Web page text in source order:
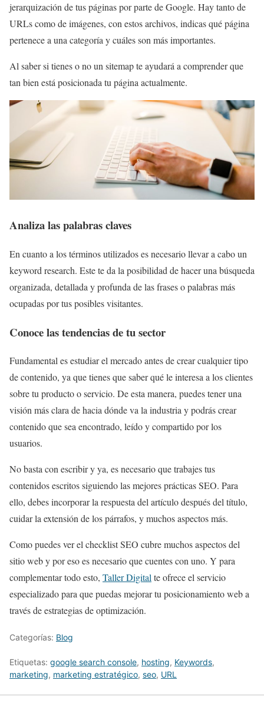
jerarquización de tus páginas por parte de Google. Hay tanto de
URLs como de imágenes, con estos archivos, indicas qué página
pertenece a una categoría y cuáles son más importantes.
Al saber si tienes o no un sitemap te ayudará a comprender que
tan bien está posicionada tu página actualmente.
Analiza las palabras claves
En cuanto a los términos utilizados es necesario llevar a cabo un
keyword research. Este te da la posibilidad de hacer una búsqueda
organizada, detallada y profunda de las frases o palabras más
ocupadas por tus posibles visitantes.
Conoce las tendencias de tu sector
Fundamental es estudiar el mercado antes de crear cualquier tipo
de contenido, ya que tienes que saber qué le interesa a los clientes
sobre tu producto o servicio. De esta manera, puedes tener una
visión más clara de hacia dónde va la industria y podrás crear
contenido que sea encontrado, leído y compartido por los
usuarios.
No basta con escribir y ya, es necesario que trabajes tus
contenidos escritos siguiendo las mejores prácticas SEO. Para
ello, debes incorporar la respuesta del artículo después del título,
cuidar la extensión de los párrafos, y muchos aspectos más.
Como puedes ver el checklist SEO cubre muchos aspectos del
sitio web y por eso es necesario que cuentes con uno. Y para
complementar todo esto, Taller Digitalte ofrece el servicio
especializado para que puedas mejorar tu posicionamiento web a
través de estrategias de optimización.
Categorías: Blog
Etiquetas: google search console, hosting, Keywords,
marketing, marketing estratégico, seo, URL